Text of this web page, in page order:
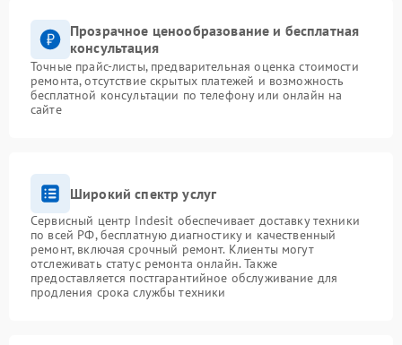
Прозрачное ценообразование и бесплатная
консультация
Точные прайс-листы, предварительная оценка стоимости
ремонта, отсутствие скрытых платежей и возможность
бесплатной консультации по телефону или онлайн на
сайте
Широкий спектр услуг
Сервисный центр Indesit обеспечивает доставку техники
по всей РФ, бесплатную диагностику и качественный
ремонт, включая срочный ремонт. Клиенты могут
отслеживать статус ремонта онлайн. Также
предоставляется постгарантийное обслуживание для
продления срока службы техники